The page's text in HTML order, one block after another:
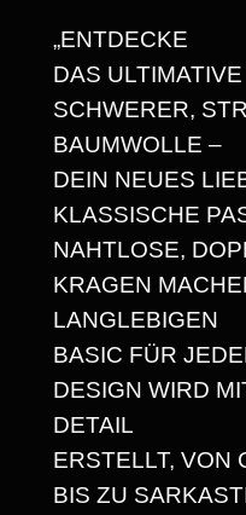
S
U
N
D
V
O
L
L
E
R
E
N
E
R
„ENTDECKE
DAS
SCHWERER,
BAUMWOLLE –
DEIN NEUES
KLASSISCHE
NAHTLOSE,
KRAGEN
LANGLEBIGEN
BASIC FÜR
DESIGN WIRD
DETAIL
ERSTELLT, VON
BIS ZU